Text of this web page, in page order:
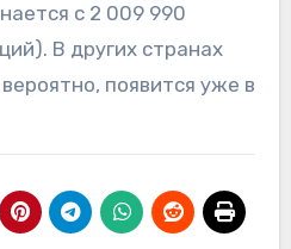
с 2 009 990
В других странах
появится уже в